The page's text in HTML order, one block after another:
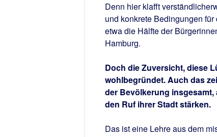
Denn hier klafft
und konkrete Bedingungen
etwa die Hälfte der
Hamburg.
Doch die Zuversicht, diese
wohlbegründet. Auch das
der Bevölkerung insgesamt,
den Ruf ihrer Stadt stärken.
Das ist eine Lehre aus dem